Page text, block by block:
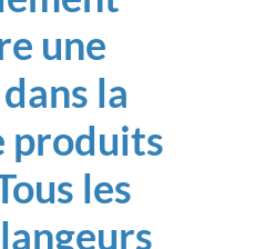
une
la
produits
les